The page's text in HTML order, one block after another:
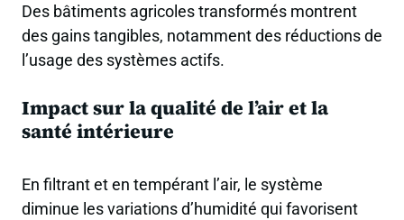
Des bâtiments agricoles transformés montrent
des gains tangibles, notamment des réductions de
l’usage des systèmes actifs.
Impact sur la qualité de l’air et la
santé intérieure
En filtrant et en tempérant l’air, le système
diminue les variations d’humidité qui favorisent